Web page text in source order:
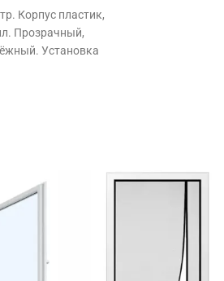
Корпус пластик,
Прозрачный,
Установка